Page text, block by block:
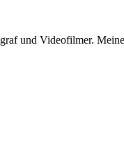
und Videofilmer.